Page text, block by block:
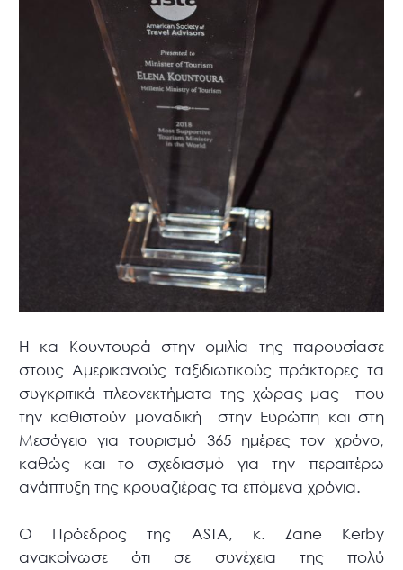
Η κα Κουντουρά στην ομιλία της παρουσίασε
στους Αμερικανούς ταξιδιωτικούς πράκτορες τα
συγκριτικά πλεονεκτήματα της χώρας μας που
την καθιστούν μοναδική στην Ευρώπη και στη
Μεσόγειο για τουρισμό 365 ημέρες τον χρόνο,
καθώς και το σχεδιασμό για την περαιτέρω
ανάπτυξη της κρουαζιέρας τα επόμενα χρόνια.
Ο Πρόεδρος της ASTA, κ. Zane Kerby
ανακοίνωσε ότι σε συνέχεια της πολύ